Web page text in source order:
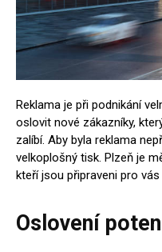
Reklama je při podnikání
oslovit nové zákazníky,
zalíbí. Aby byla reklama
velkoplošný tisk. Plzeň je
kteří jsou připraveni pro
Oslovení